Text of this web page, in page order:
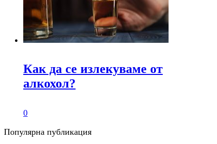
Как да се излекуваме от
алкохол?
0
Популярна публикация